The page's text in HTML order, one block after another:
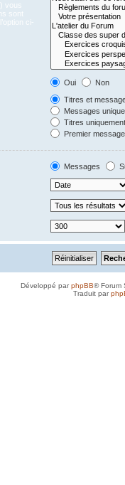
vous
sont
ci-
Oui
Non
Titres et
Messages
Titres
Premier
Messages
Développé parphpBB® Forum
Traduit par